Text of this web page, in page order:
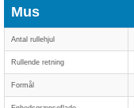
Mus
Antal rullehjul
Rullende retning
Formål